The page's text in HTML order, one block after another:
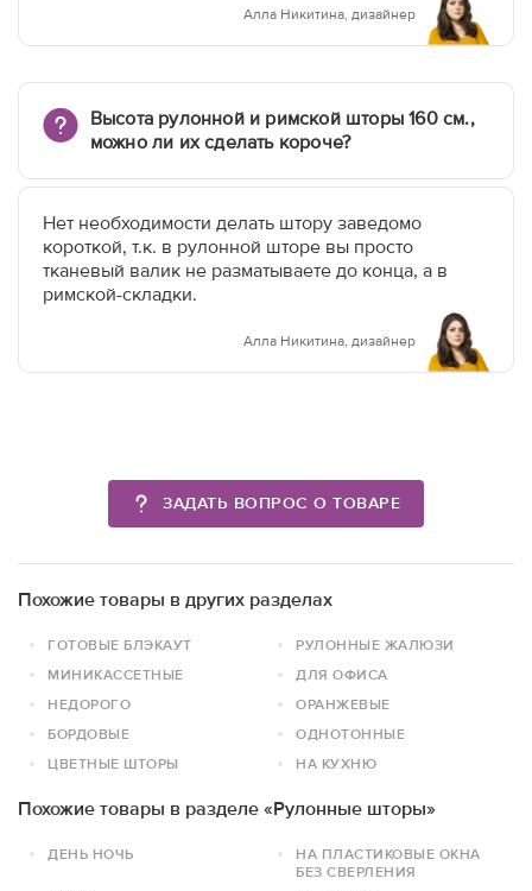
Алла Никитина, дизайнер
Высота рулонной и римской шторы 160 см.,
можно ли их сделать короче?
Нет необходимости делать штору заведомо
короткой, т.к. в рулонной шторе вы просто
тканевый валик не разматываете до конца, а в
римской-складки.
Алла Никитина, дизайнер
ЗАДАТЬ ВОПРОС О ТОВАРЕ
Похожие товары в других разделах
ГОТОВЫЕ БЛЭКАУТ
РУЛОННЫЕ ЖАЛЮЗИ
МИНИКАССЕТНЫЕ
ДЛЯ ОФИСА
НЕДОРОГО
ОРАНЖЕВЫЕ
БОРДОВЫЕ
ОДНОТОННЫЕ
ЦВЕТНЫЕ ШТОРЫ
НА КУХНЮ
Похожие товары в разделе «Рулонные шторы»
ДЕНЬ НОЧЬ
НА ПЛАСТИКОВЫЕ ОКНА
БЕЗ СВЕРЛЕНИЯ